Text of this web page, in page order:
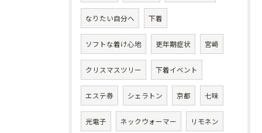
なりたい自分へ 下着
ソフトな着け心地 更年期症状 宮崎
クリスマスツリー 下着イベント
エステ券 シェラトン 京都 七味
光電子 ネックウォーマー リモネン